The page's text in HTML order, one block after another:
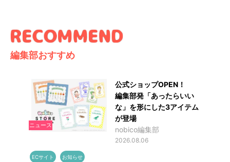
編集部おすすめ
ニュース
公式ショップOPEN！
編集部発「あったらいい
な」を形にした3アイテム
が登場
nobico編集部
2026.08.06
ECサイト お知らせ